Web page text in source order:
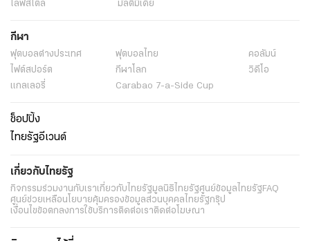
ไลฟ์สไตล์
มัลติมีเดีย
กีฬา
ฟุตบอลต่่างประเทศ ฟุตบอลไทย
คอลัมน์
ไฟต์สปอร์ต
กีฬาโลก
วิดีโอ
แกลเลอรี่
Carabao 7-a-Side Cup
ช็อปปิ้ง
ไทยรัฐอีเวนต์
เกี่ยวกับไทยรัฐ
กิจกรรมร่วมงานกับเราเกี่ยวกับไทยรัฐมูลนิธิไทยรัฐศูนย์ข้อมูลไทยรัฐFAQ
ศูนย์ช่วยเหลือนโยบายคุ้มครองข้อมูลส่วนบุคคลไทยรัฐกรุ๊ป
เงื่อนไขข้อตกลงการใช้บริการติดต่อเราติดต่อโฆษณา